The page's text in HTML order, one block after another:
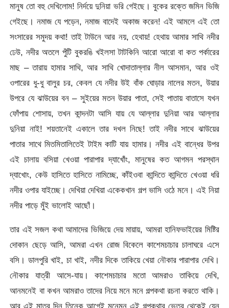
মানুষ তো বহু দেখিলোম! নির্দয়ে দুনিয়া ভরি গেইছে। বুকের রক্তে জমিন ভিজি
গেইছে। নমাজ যে পড়েন, নমাজ বাদেই অকাজ করেন! এই আমলে এই তো
সংসারের সমুদয় কথা! তাই টাউনে আর নয়, হেথায়! হেথায় আমার সাথি নদীর
ঢেউ, নদীর অতলে পুঁটি বুকরঙি খইলসা টাটকিনি আরো আরো বা কত পর্কারের
মাছ – তারায় হামার সাথি, আর সাথি খোদাতাল্লার নীল আসমান, আর ওই
ওপারের ধু-ধু বালুর চর, কেবল যে নদীর উই বাঁক ঘোড়ার নালের মতন, উয়ার
উপরে যে ঝাউয়ের বন – সুইয়ের মতন উয়ার পাতা, সেই পাতায় বাতাসে যখন
ফোঁপায় শোসায়, তখন কান্দনটা আসি যায় যে আল্লার দুনিয়া আর আল্লার
দুনিয়া নাই! শয়তানেই একালে তার দখল নিছে! তাই নদীর সাথে ঝাউয়ের
পাতার সাথে মিতমিতালিতেই টাইম কাটি যায় হামার। নদীর এই বান্ধের উপর
এই চালায় বসিয়া খেওয়া পারাপার দ্যাখোঁং, মানুষের কত আগমন পরস্থান
দ্যাখোং, কেউ হাসিতে হাসিতে নামিচ্ছে, কাঁইওবা কান্দিতে কান্দিতে খেওয়া ধরি
নদীর ওপার যাইচ্ছে। দেখিয়া দেখিয়া একেকখান গল্প ভাসি ওঠে মনে। এই নিয়া
নদীর পাড়ে মুঁই ভালোই আছোঁ।
তার এই সজল কথা আমাদের ভিজিয়ে দেয় মায়ায়, আমরা হানিফভাইয়ের মিষ্টির
দোকান ছেড়ে আসি, আমরা এখন রোজ বিকেলে কাশেমচাচার চালাঘরে এসে
বসি। ডালপুরি খাই, চা খাই, নদীর দিকে তাকিয়ে খেয়া নৌকার পারাপার দেখি।
নৌকার যাত্রী আসে-যায়। কাশেমচাচার মতো আমরাও তাকিয়ে দেখি,
আনমনেই বা কখন আমরাও তাদের নিয়ে মনে মনে গল্পকথা রচনা করতে থাকি।